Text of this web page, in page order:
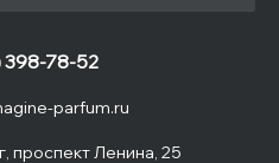
parfum.ru
398-78-52
проспект Ленина, 25